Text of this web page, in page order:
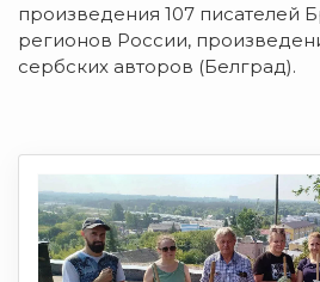
произведения 107 писателей
регионов России,
сербских авторов (Белград).